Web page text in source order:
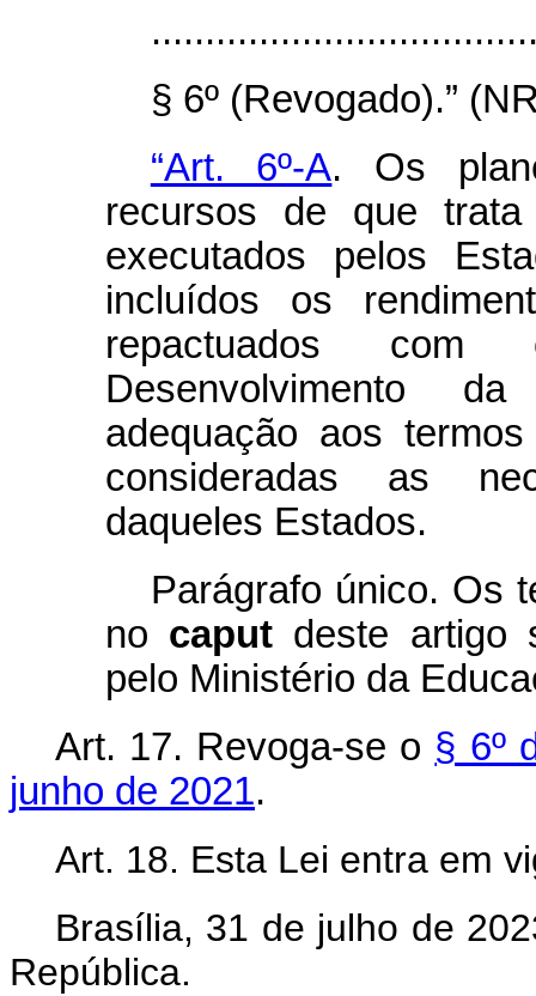
§ 6º (Revogado).”
“Art. 6º-A. Os
recursos de que
executados pelos
incluídos os
repactuados
Desenvolvimento
adequação aos
consideradas as
daqueles Estados.
Parágrafo único. Os
no caput deste artigo
pelo Ministério da
Art. 17. Revoga-se o § 6º
junho de 2021.
Art. 18. Esta Lei entra em
Brasília, 31 de julho de
República.